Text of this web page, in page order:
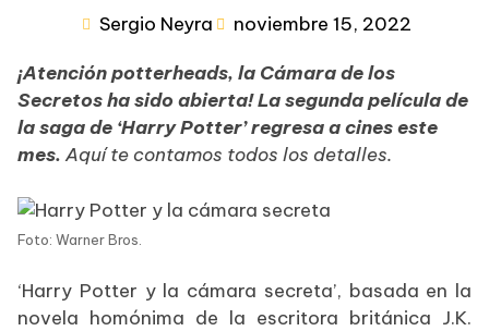
Sergio Neyra noviembre 15, 2022
¡Atención potterheads, la Cámara de los
Secretos ha sido abierta! La segunda película de
la saga de ‘Harry Potter’ regresa a cines este
mes.Aquí te contamos todos los detalles.
Foto: Warner Bros.
‘Harry Potter y la cámara secreta’, basada en la
novela homónima de la escritora británica J.K.